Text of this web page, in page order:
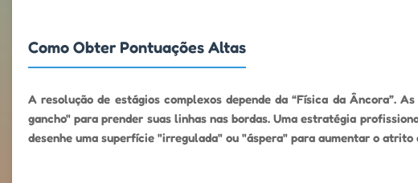
Como Obter Pontuações Altas
A resolução de estágios complexos depende da “Física da Âncora”.
gancho" para prender suas linhas nas bordas. Uma estratégia
desenhe uma superfície "irregulada" ou "áspera" para aumentar o atrito